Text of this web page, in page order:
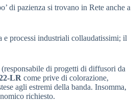
di pazienza si trovano in Rete anche a
e processi industriali collaudatissimi; il
di progetti di diffusori da
LR come prive di colorazione,
agli estremi della banda. Insomma,
richiesto.